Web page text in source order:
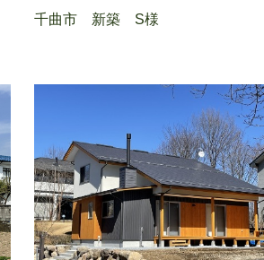
千曲市 新築 S様